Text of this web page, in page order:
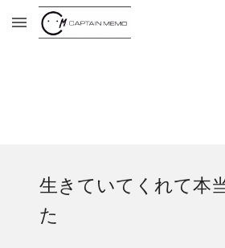
Skip to main content
生きていてくれて本
た